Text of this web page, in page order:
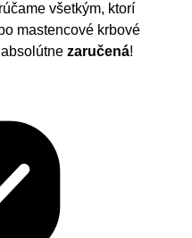
všetkým, ktorí
mastencové krbové
zaručená!